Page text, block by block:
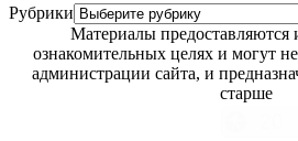
Рубрики
Материалы предоставляются
ознакомительных целях и могут
администрации сайта, и
старше